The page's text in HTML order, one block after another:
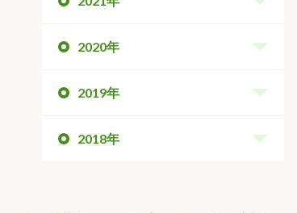
2020年
2019年
2018年